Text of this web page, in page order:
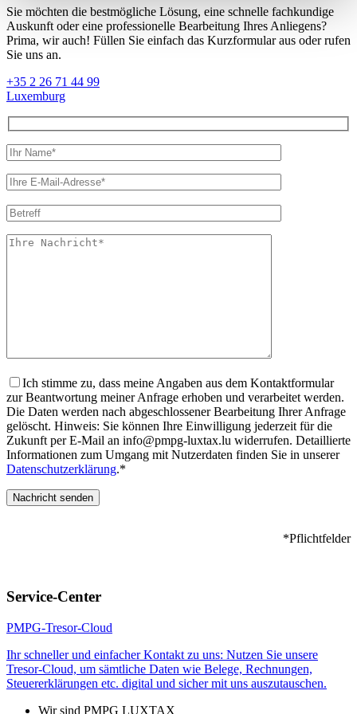
Sie möchten die bestmögliche Lösung, eine schnelle fachkundige
Auskunft oder eine professionelle Bearbeitung Ihres Anliegens?
Prima, wir auch! Füllen Sie einfach das Kurzformular aus oder rufen
Sie uns an.
+35 2 26 71 44 99
Luxemburg
lasse
Feld
Ich stimme zu, dass meine Angaben aus dem Kontaktformular
zur Beantwortung meiner Anfrage erhoben und verarbeitet werden.
Die Daten werden nach abgeschlossener Bearbeitung Ihrer Anfrage
gelöscht. Hinweis: Sie können Ihre Einwilligung jederzeit für die
Zukunft per E-Mail an info@pmpg-luxtax.lu widerrufen. Detaillierte
Informationen zum Umgang mit Nutzerdaten finden Sie in unserer
Datenschutzerklärung.*
*Pflichtfelder
lasse
Feld
leer.
Service-Center
PMPG-Tresor-Cloud
Ihr schneller und einfacher Kontakt zu uns: Nutzen Sie unsere
Tresor-Cloud, um sämtliche Daten wie Belege, Rechnungen,
Steuererklärungen etc. digital und sicher mit uns auszutauschen.
Wir sind PMPG LUXTAX